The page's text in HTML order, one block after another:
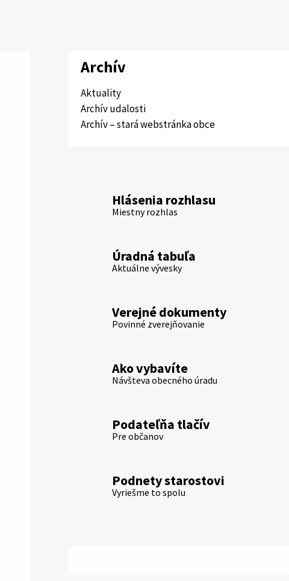
Archív
Aktuality
Archív udalosti
Archív – stará webstránka obce
Hlásenia rozhlasu
Miestny rozhlas
Úradná tabuľa
Aktuálne vývesky
Verejné dokumenty
Povinné zverejňovanie
Ako vybavíte
Návšteva obecného úradu
Podateľňa tlačív
Pre občanov
Podnety starostovi
Vyriešme to spolu